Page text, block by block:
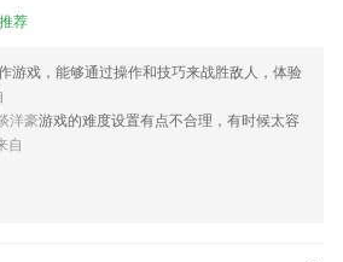
丰富玩法模式，多样化的策略布局，实现你的
，招募各种强力部队为你探险征战。赶紧来下
文档边界生成扫描件
友名单
推荐
游戏，能够通过操作和技巧来战胜敌人，体验
洋豪游戏的难度设置有点不合理，有时候太容
自